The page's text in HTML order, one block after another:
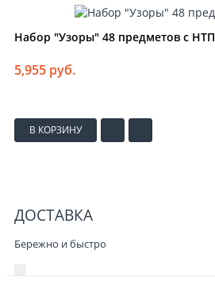
Набор "Узоры" 48 предметов с НТП
5,955 руб.
В КОРЗИНУ
ДОСТАВКА
Бережно и быстро